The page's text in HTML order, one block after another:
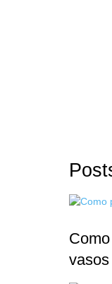
vasos